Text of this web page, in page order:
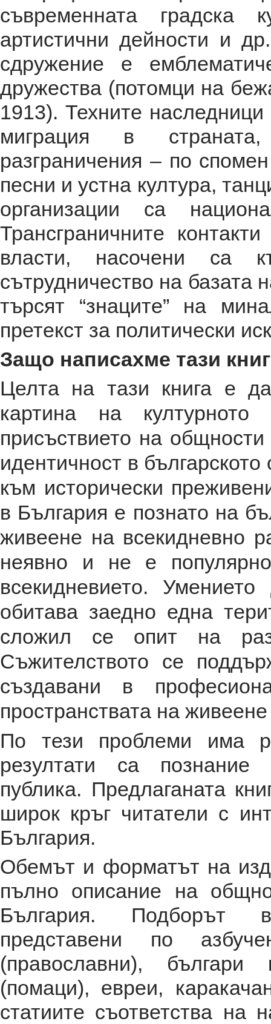
съвременната градска
артистични дейности и
сдружение е
дружества (потомци на
1913). Техните
миграция в
разграничения – по
песни и устна култура,
организации са
Трансграничните
власти, насочени са
сътрудничество на базата
търсят “знаците” на
претекст за политически
Защо написахме тази
Целта на тази книга е
картина на
присъствието на
идентичност в
към исторически
в България е познато на
живеене на всекидневно
неявно и не е
всекидневието.
обитава заедно една
сложил се опит на
Съжителството се
създавани в
пространствата на
По тези проблеми има
резултати са познание
публика. Предлаганата
широк кръг читатели с
България.
Обемът и форматът на
пълно описание на
България. Подборът
представени по
(православни),
(помаци), евреи,
статиите съответства на